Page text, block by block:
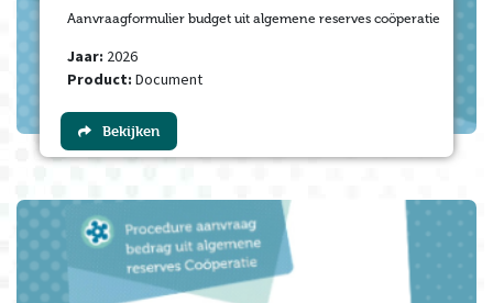
Aanvraagformulier budget uit algemene reserves coöperatie
Jaar: 2026
Product: Document
Bekijken